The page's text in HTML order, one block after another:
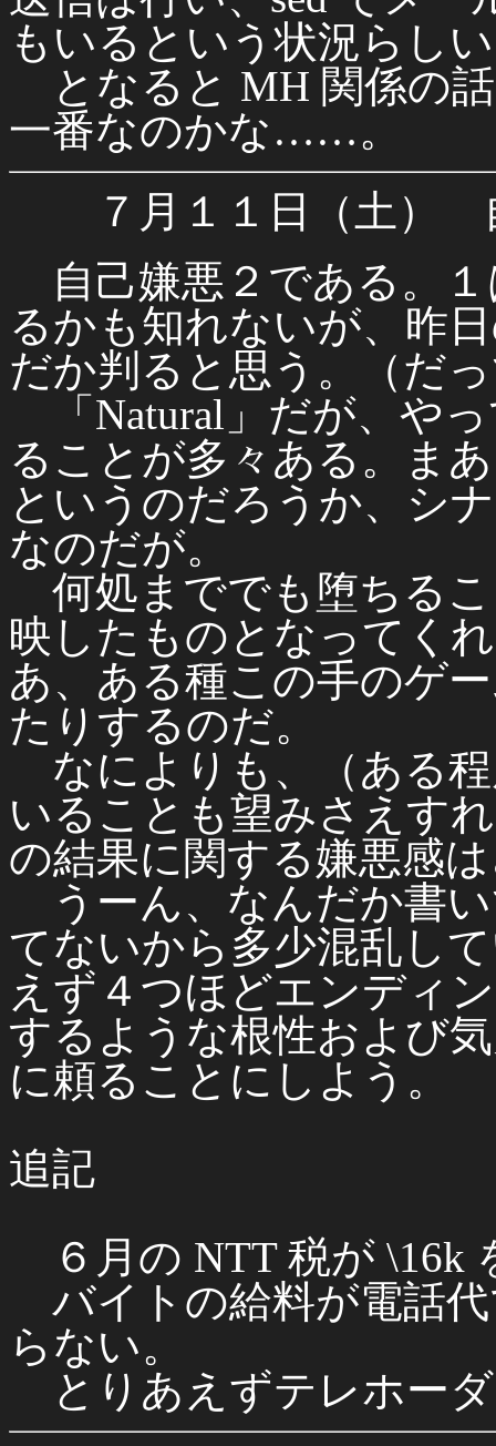
もいるという状況らし
となると MH 関係の
一番なのかな……。
７月１１日（土）
自己嫌悪２である。
るかも知れないが、昨
だか判ると思う。（だ
「Natural」だが、や
ることが多々ある。ま
というのだろうか、シ
なのだが。
何処まででも堕ちる
映したものとなってく
あ、ある種この手のゲ
たりするのだ。
なによりも、（ある
いることも望みさえす
の結果に関する嫌悪感
うーん、なんだか書
てないから多少混乱し
えず４つほどエンディ
するような根性および
に頼ることにしよう。
追記
６月の NTT 税が \16k
バイトの給料が電話
らない。
とりあえずテレホー